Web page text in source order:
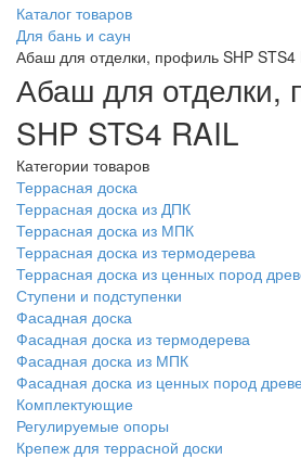
Каталог товаров
Для бань и саун
Абаш для отделки, профиль SHP STS4
Абаш для отделки,
SHP STS4 RAIL
Категории товаров
Террасная доска
Террасная доска из ДПК
Террасная доска из МПК
Террасная доска из термодерева
Террасная доска из ценных пород
Ступени и подступенки
Фасадная доска
Фасадная доска из термодерева
Фасадная доска из МПК
Фасадная доска из ценных пород
Комплектующие
Регулируемые опоры
Крепеж для террасной доски